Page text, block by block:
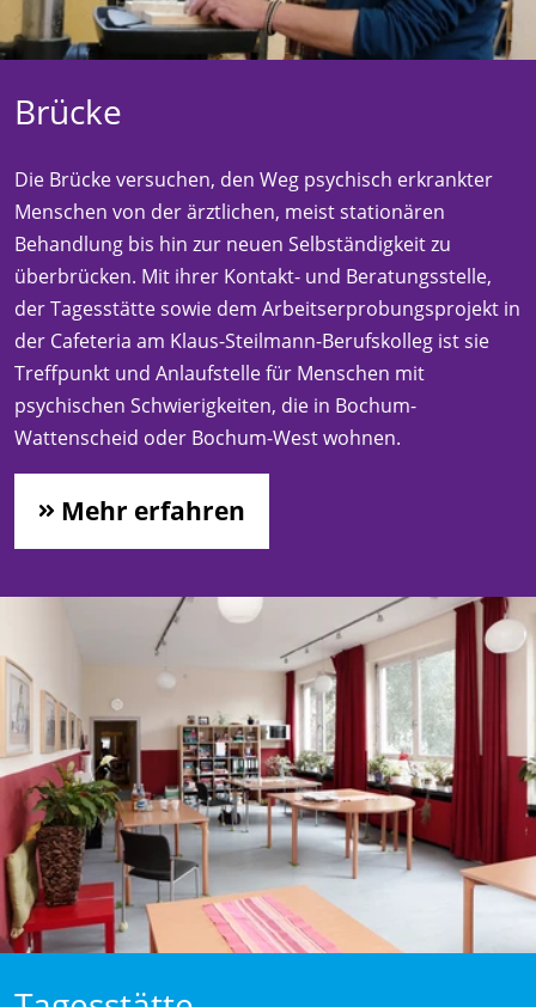
Brücke
Die Brücke versuchen, den Weg psychisch erkrankter
Menschen von der ärztlichen, meist stationären
Behandlung bis hin zur neuen Selbständigkeit zu
überbrücken. Mit ihrer Kontakt- und Beratungsstelle,
der Tagesstätte sowie dem Arbeitserprobungsprojekt in
der Cafeteria am Klaus-Steilmann-Berufskolleg ist sie
Treffpunkt und Anlaufstelle für Menschen mit
psychischen Schwierigkeiten, die in Bochum-
Wattenscheid oder Bochum-West wohnen.
Mehr erfahren